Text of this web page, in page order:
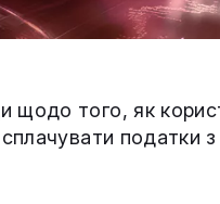
щодо того, як
податки